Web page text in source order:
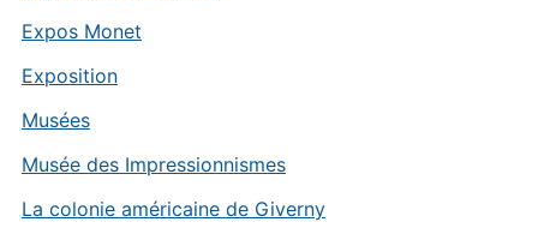
Expos Monet
Exposition
Musées
Musée des Impressionnismes
La colonie américaine de Giverny